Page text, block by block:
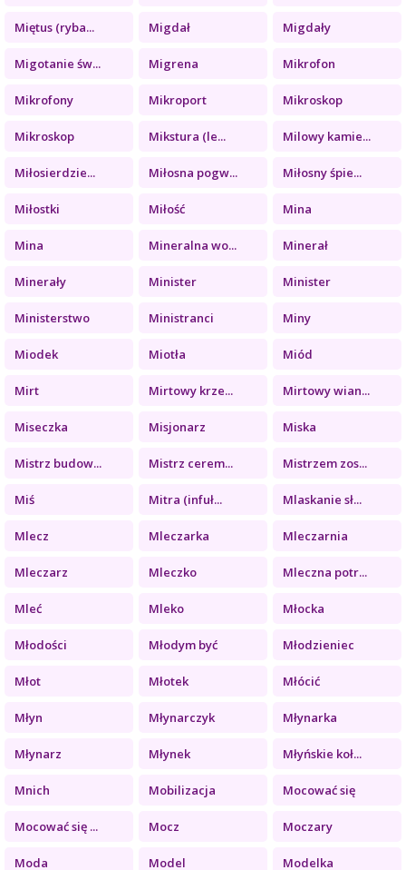
Miętus (ryba... Migdał Migdały
Migotanie św... Migrena Mikrofon
Mikrofony Mikroport Mikroskop
Mikroskop Mikstura (le... Milowy kamie...
Miłosierdzie... Miłosna pogw... Miłosny śpie...
Miłostki Miłość Mina
Mina Mineralna wo... Minerał
Minerały Minister Minister
Ministerstwo Ministranci Miny
Miodek Miotła Miód
Mirt Mirtowy krze... Mirtowy wian...
Miseczka Misjonarz Miska
Mistrz budow... Mistrz cerem... Mistrzem zos...
Miś Mitra (infuł... Mlaskanie sł...
Mlecz Mleczarka Mleczarnia
Mleczarz Mleczko Mleczna potr...
Mleć Mleko Młocka
Młodości Młodym być Młodzieniec
Młot Młotek Młócić
Młyn Młynarczyk Młynarka
Młynarz Młynek Młyńskie koł...
Mnich Mobilizacja Mocować się
Mocować się ... Mocz Moczary
Moda Model Modelka